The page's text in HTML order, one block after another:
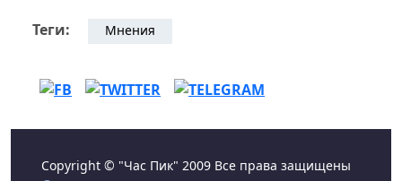
Теги: Мнения
Copyright © "Час Пик" 2009 Все права защищены